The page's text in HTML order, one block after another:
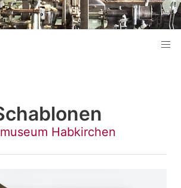
Habkirchen